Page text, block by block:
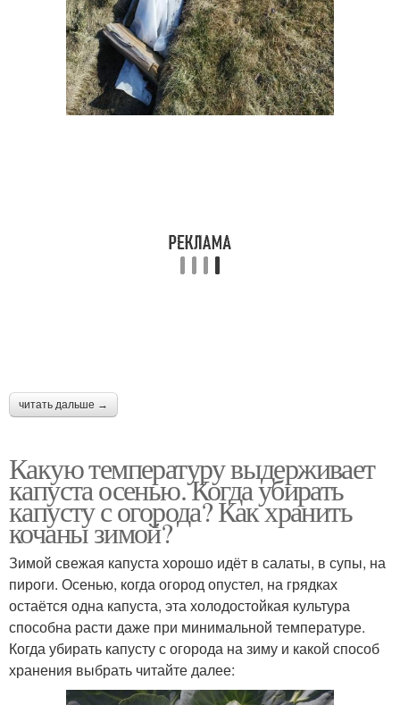
читать дальше →
Какую температуру выдерживает
капуста осенью. Когда убирать
капусту с огорода? Как хранить
кочаны зимой?
Зимой свежая капуста хорошо идёт в салаты, в супы, на
пироги. Осенью, когда огород опустел, на грядках
остаётся одна капуста, эта холодостойкая культура
способна расти даже при минимальной температуре.
Когда убирать капусту с огорода на зиму и какой способ
хранения выбрать читайте далее: